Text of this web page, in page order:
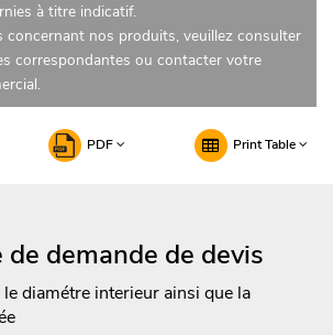
à titre indicatif.
concernant nos produits, veuillez consulter
correspondantes ou contacter votre
PDF Print Table
de demande de devis
diamétre interieur ainsi que la